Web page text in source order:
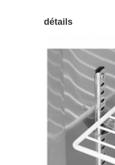
détails